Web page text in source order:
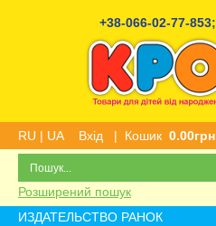
+38-066-02-77-853;
RU | UA Вхід | Кошик 0.00грн
Розширений пошук
ИЗДАТЕЛЬСТВО РАНОК